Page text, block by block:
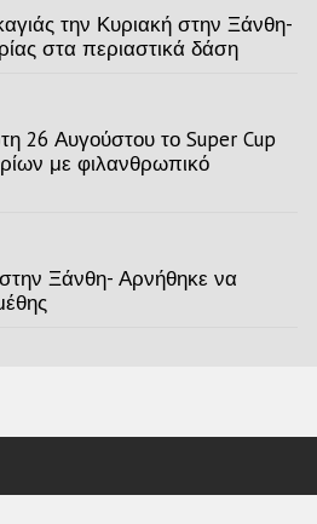
την Κυριακή στην Ξάνθη-
στα περιαστικά δάση
26 Αυγούστου το Super Cup
με φιλανθρωπικό
Ξάνθη- Αρνήθηκε να